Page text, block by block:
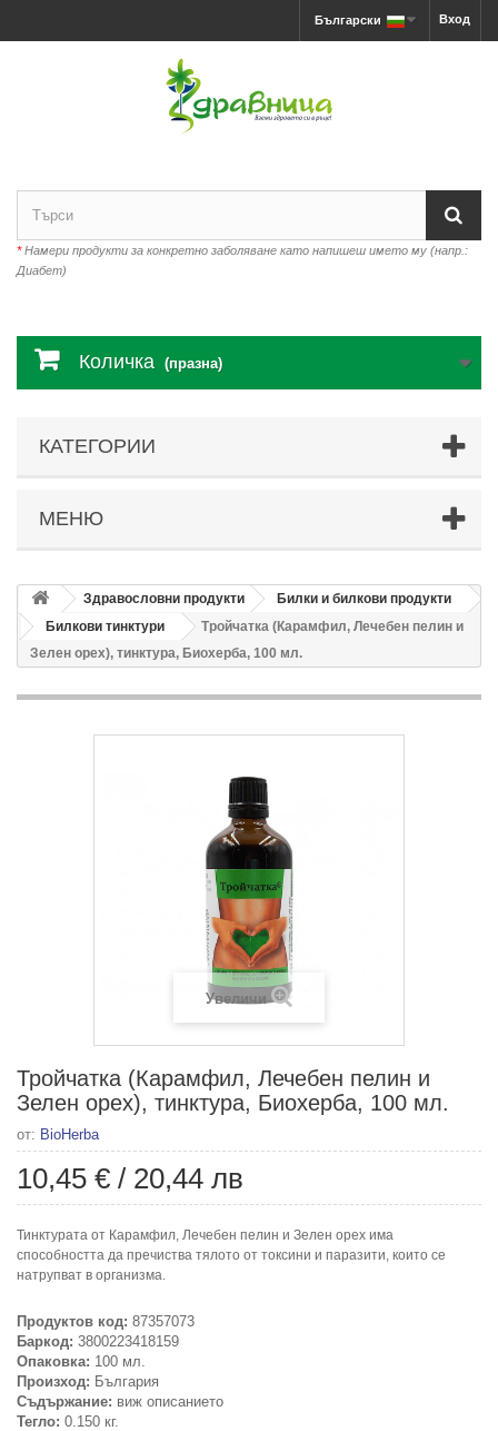
Вход
Български
*Намери продукти за конкретно заболяване като напишеш името му (напр.:
Диабет)
Количка (празна)
КАТЕГОРИИ
МЕНЮ
Здравословни продукти
Билки и билкови продукти
Билкови тинктури
Тройчатка (Карамфил, Лечебен пелин и
Зелен орех), тинктура, Биохерба, 100 мл.
Увеличи
Тройчатка (Карамфил, Лечебен пелин и
Зелен орех), тинктура, Биохерба, 100 мл.
от: BioHerba
10,45 € / 20,44 лв
Тинктурата от Карамфил, Лечебен пелин и Зелен орех има
способността да пречиства тялото от токсини и паразити, които се
натрупват в организма.
Продуктов код: 87357073
Баркод: 3800223418159
Опаковка: 100 мл.
Произход: България
Съдържание: виж описанието
Тегло: 0.150 кг.